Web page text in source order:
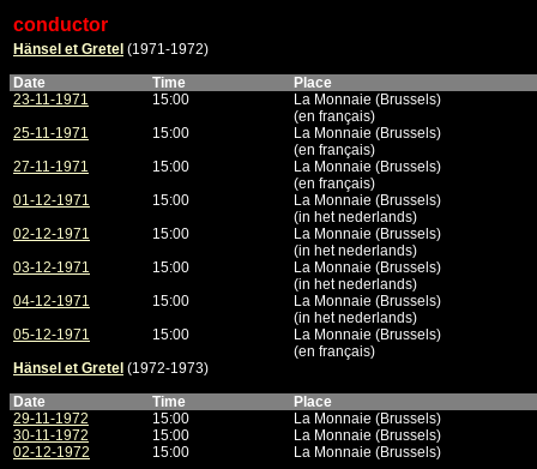
conductor
Hänsel et Gretel (1971-1972)
Date
Time
Place
23-11-1971
15:00
La Monnaie (Brussels)
(en français)
25-11-1971
15:00
La Monnaie (Brussels)
(en français)
27-11-1971
15:00
La Monnaie (Brussels)
(en français)
01-12-1971
15:00
La Monnaie (Brussels)
(in het nederlands)
02-12-1971
15:00
La Monnaie (Brussels)
(in het nederlands)
03-12-1971
15:00
La Monnaie (Brussels)
(in het nederlands)
04-12-1971
15:00
La Monnaie (Brussels)
(in het nederlands)
05-12-1971
15:00
La Monnaie (Brussels)
(en français)
Hänsel et Gretel (1972-1973)
Date
Time
Place
29-11-1972
15:00
La Monnaie (Brussels)
30-11-1972
15:00
La Monnaie (Brussels)
02-12-1972
15:00 La Monnaie (Brussels)